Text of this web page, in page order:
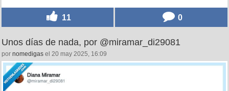
11 0
Unos días de nada, por @miramar_di29081
por nomedigas el 20 may 2025, 16:09